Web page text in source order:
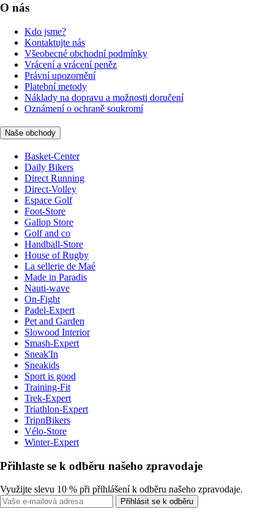
O nás
Kdo jsme?
Kontaktujte nás
Všeobecné obchodní podmínky
Vrácení a vrácení peněz
Právní upozornění
Platební metody
Náklady na dopravu a možnosti doručení
Oznámení o ochraně soukromí
Naše obchody
Basket-Center
Daily Bikers
Direct Running
Direct-Volley
Espace Golf
Foot-Store
Gallop Store
Golf and co
Handball-Store
House of Rugby
La sellerie de Maé
Made in Paradis
Nauti-wave
On-Fight
Padel-Expert
Pet and Garden
Slowood Interior
Smash-Expert
Sneak'In
Sneakids
Sport is good
Training-Fit
Trek-Expert
Triathlon-Expert
TripnBikers
Vélo-Store
Winter-Expert
Přihlaste se k odběru našeho zpravodaje
Využijte slevu 10 % při přihlášení k odběru našeho zpravodaje.
Přihlásit se k odběru